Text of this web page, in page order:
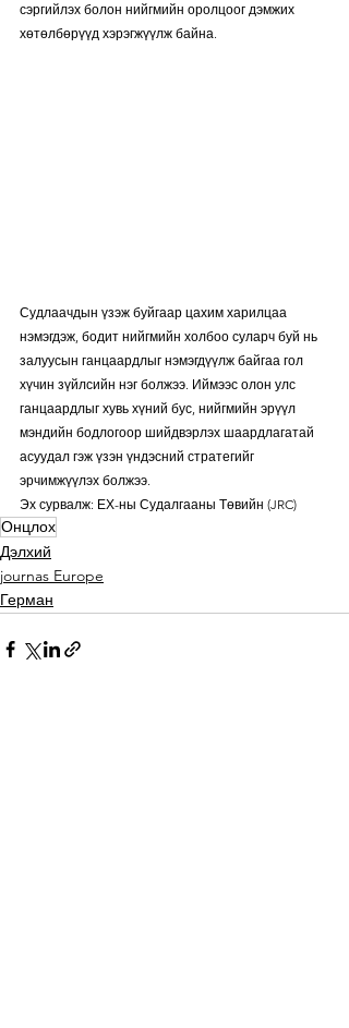
сэргийлэх болон нийгмийн оролцоог дэмжих
хөтөлбөрүүд хэрэгжүүлж байна.
Судлаачдын үзэж буйгаар цахим харилцаа
нэмэгдэж, бодит нийгмийн холбоо суларч буй нь
залуусын ганцаардлыг нэмэгдүүлж байгаа гол
хүчин зүйлсийн нэг болжээ. Иймээс олон улс
ганцаардлыг хувь хүний бус, нийгмийн эрүүл
мэндийн бодлогоор шийдвэрлэх шаардлагатай
асуудал гэж үзэн үндэсний стратегийг
эрчимжүүлэх болжээ.
Эх сурвалж: ЕХ-ны Судалгааны Төвийн (JRC)
Онцлох
Дэлхий
journas Europe
Герман